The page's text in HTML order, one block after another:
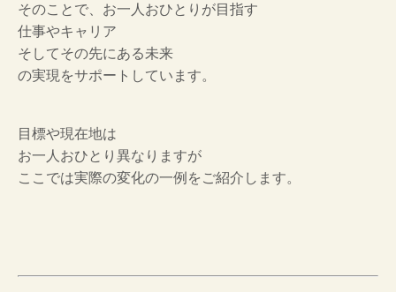
そのことで、お一人おひとりが目指す
仕事やキャリア
そしてその先にある未来
の実現をサポートしています。
目標や現在地は
お一人おひとり異なりますが
ここでは実際の変化の一例をご紹介します。